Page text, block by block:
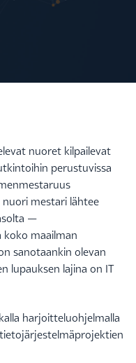
nuoret kilpailevat
perustuvissa
mestari lähtee
—
koko maailman
sanotaankin olevan
lupauksen lajina on IT
harjoitteluohjelmalla